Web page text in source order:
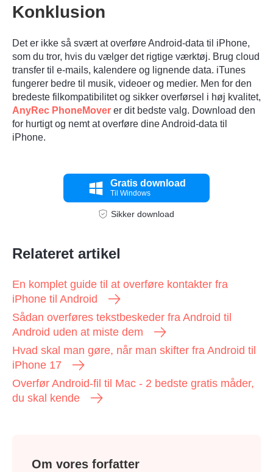
Trin 1.
Konklusion
Det er ikke så svært at overføre Android-data til iPhone,
som du tror, hvis du vælger det rigtige værktøj. Brug cloud
transfer til e-mails, kalendere og lignende data. iTunes
fungerer bedre til musik, videoer og medier. Men for den
bredeste filkompatibilitet og sikker overførsel i høj kvalitet,
AnyRec PhoneMover er dit bedste valg. Download den
for hurtigt og nemt at overføre dine Android-data til
iPhone.
Gratis download
Til Windows
Sikker download
Relateret artikel
En komplet guide til at overføre kontakter fra
iPhone til Android
Sådan overføres tekstbeskeder fra Android til
Android uden at miste dem
Hvad skal man gøre, når man skifter fra Android til
iPhone 17
Overfør Android-fil til Mac - 2 bedste gratis måder,
du skal kende
Om vores forfatter